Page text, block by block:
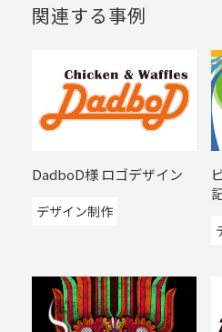
関連する事例
DadboD様 ロゴデザイン
デザイン制作